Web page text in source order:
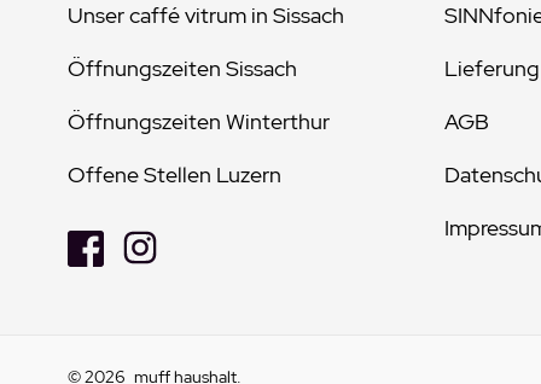
Unser caffé vitrum in Sissach
Öffnungszeiten Sissach
Öffnungszeiten Winterthur
Offene Stellen Luzern
AGB
© 2026 muff haushalt.